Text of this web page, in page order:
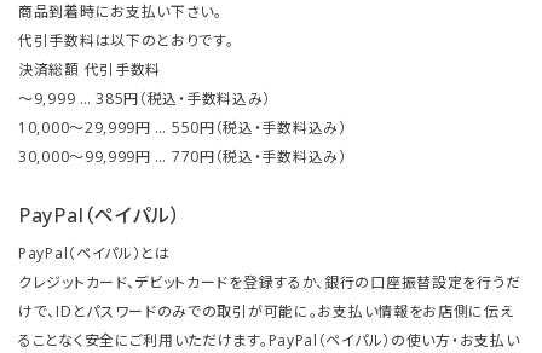
商品到着時にお支払い下さい。
代引手数料は以下のとおりです。
決済総額 代引手数料
～9,999 … 385円（税込・手数料込み）
10,000～29,999円 … 550円（税込・手数料込み）
30,000～99,999円 … 770円（税込・手数料込み）
PayPal（ペイパル）
PayPal（ペイパル）とは
クレジットカード、デビットカードを登録するか、銀行の口座振替設定を行うだ
けで、IDとパスワードのみでの取引が可能に。お支払い情報をお店側に伝え
ることなく安全にご利用いただけます。PayPal（ペイパル）の使い方・お支払い